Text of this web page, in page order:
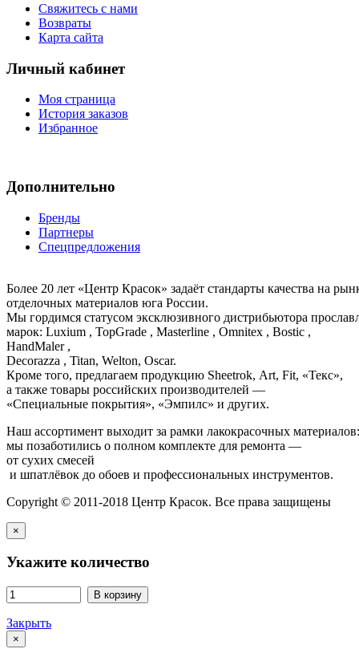
Свяжитесь с нами
Возвраты
Карта сайта
Личный кабинет
Моя страница
История заказов
Избранное
Дополнительно
Бренды
Партнеры
Спецпредложения
Более 20 лет «Центр Красок» задаёт стандарты качества на
отделочных материалов юга России.
Мы гордимся статусом эксклюзивного дистрибьютора
марок: Luxium , TopGrade , Masterline , Omnitex , Bostic ,
HandMaler ,
Decorazza , Titan, Welton, Oscar.
Кроме того, предлагаем продукцию Sheetrok, Art, Fit, «Текс»,
а также товары российских производителей —
«Специальные покрытия», «Эмпилс» и других.
Наш ассортимент выходит за рамки лакокрасочных
мы позаботились о полном комплекте для ремонта —
от сухих смесей
и шпатлёвок до обоев и профессиональных инструментов.
Copyright © 2011-2018 Центр Красок. Все права защищены
×
Укажите количество
В корзину
Закрыть
×